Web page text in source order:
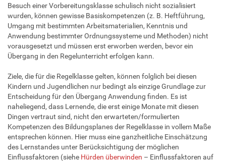
Besuch einer Vorbereitungsklasse schulisch nicht sozialisiert
wurden, können gewisse Basiskompetenzen (z. B. Heftführung,
Umgang mit bestimmten Arbeitsmaterialien, Kenntnis und
Anwendung bestimmter Ordnungssysteme und Methoden) nicht
vorausgesetzt und müssen erst erworben werden, bevor ein
Übergang in den Regelunterricht erfolgen kann.
Ziele, die für die Regelklasse gelten, können folglich bei diesen
Kindern und Jugendlichen nur bedingt als einzige Grundlage zur
Entscheidung für den Übergang Anwendung finden. Es ist
naheliegend, dass Lernende, die erst einige Monate mit diesen
Dingen vertraut sind, nicht den erwarteten/formulierten
Kompetenzen des Bildungsplanes der Regelklasse in vollem Maße
entsprechen können. Hier muss eine ganzheitliche Einschätzung
des Lernstandes unter Berücksichtigung der möglichen
Einflussfaktoren (siehe Hürden überwinden – Einflussfaktoren auf